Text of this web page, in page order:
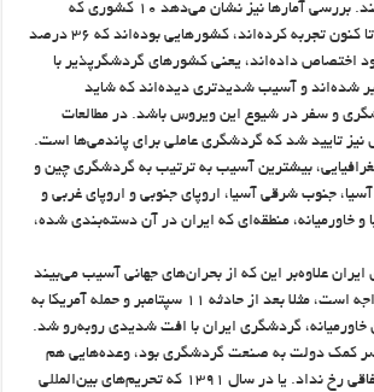
سخت‌گیرانه‌ای حاکم کنند. بررسی آمارها نیز نشان می‌دهد ۱۰ کشوری که
بالاترین بحران کرونا را تا کنون تجربه کرده‌اند، کشورهایی بوده‌اند که ۳۶ درصد
اختصاص داده‌اند، یعنی کشورهای گردشگرپذیر با
شده‌اند و آسیب شدیدتری دیده‌اند که شاید
و سفر در شیوع این ویروس باشد. در مطالعات
تایید شد که گردشگری عاملی برای پاندمی‌ها است.
جغرافیایی، بیشترین آسیب به ترتیب به گردشگری چین و
جنوب شرقی آسیا، اروپای جنوبی و اروپای غربی و
و خاورمیانه، منطقه‌ای که ایران در آن دسته‌بندی شده،
علاوه‌بر این که از بحران‌های جهانی آسیب می‌بیند
با بحران‌های ملی نیز مواجه است، مثلا بعد از حادثه ۱۱ سپتامبر و حمله آمریکا به
خاورمیانه، گردشگری ایران با افت شدیدی روبه‌رو شد.
کمک دولت به صنعت گردشگری بود، وعده‌هایی هم
داده شد اما در عمل اتفاقی رخ نداد. یا در سال ۱۳۹۱ که تحریم‌های بین‌المللی